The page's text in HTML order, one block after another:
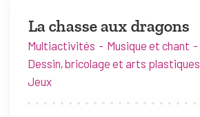
La chasse aux dragons
Multiactivités
Musique et chant
Dessin, bricolage et arts plastiques
Jeux